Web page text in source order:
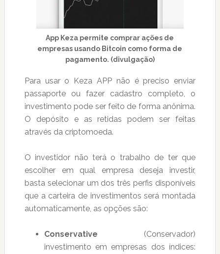
App Keza permite comprar ações de
empresas usando Bitcoin como forma de
pagamento. (divulgação)
Para usar o Keza APP não é preciso enviar
passaporte ou fazer cadastro completo, o
investimento pode ser feito de forma anônima.
O depósito e as retidas podem ser feitas
através da criptomoeda.
O investidor não terá o trabalho de ter que
escolher em qual empresa deseja investir,
basta selecionar um dos três perfis disponíveis
que a carteira de investimentos será montada
automaticamente, as opções são:
Conservative (Conservador)
investimento em empresas dos índices: